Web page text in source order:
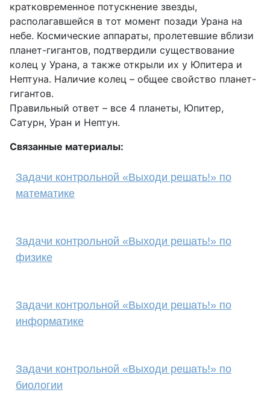
кратковременное потускнение звезды,
располагавшейся в тот момент позади Урана на
небе. Космические аппараты, пролетевшие вблизи
планет-гигантов, подтвердили существование
колец у Урана, а также открыли их у Юпитера и
Нептуна. Наличие колец – общее свойство планет-
гигантов.
Правильный ответ – все 4 планеты, Юпитер,
Сатурн, Уран и Нептун.
Связанные материалы:
Задачи контрольной «Выходи решать!» по
математике
Задачи контрольной «Выходи решать!» по
физике
Задачи контрольной «Выходи решать!» по
информатике
Задачи контрольной «Выходи решать!» по
биологии